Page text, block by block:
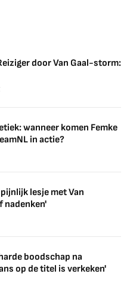
door Van Gaal-storm:
wanneer komen Femke
in actie?
lesje met Van
nadenken'
boodschap na
op de titel is verkeken'